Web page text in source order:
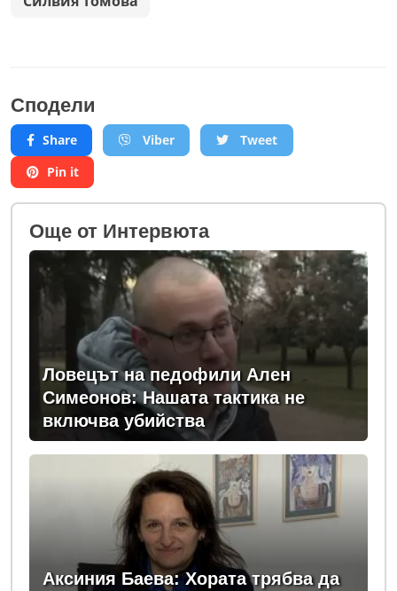
Сподели
Share Viber
Tweet
Pin it
Oще от Интервюта
Ловецът на педофили Ален
Симеонов: Нашата тактика не
включва убийства
Аксиния Баева: Хората трябва да